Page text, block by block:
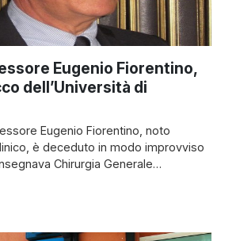
Eugenio Fiorentino,
dell’Università di
Eugenio Fiorentino, noto
è deceduto in modo improvviso
Chirurgia Generale
studi di Palermo. La triste notizia del
non solo a Palermo […]